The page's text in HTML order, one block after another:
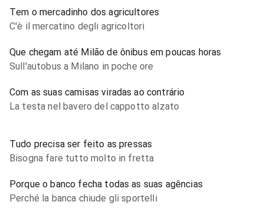
Tem o mercadinho dos agricultores
C'è il mercatino degli agricoltori
Que chegam até Milão de ônibus em poucas horas
Sull'autobus a Milano in poche ore
Com as suas camisas viradas ao contrário
La testa nel bavero del cappotto alzato
Tudo precisa ser feito as pressas
Bisogna fare tutto molto in fretta
Porque o banco fecha todas as suas agências
Perché la banca chiude gli sportelli